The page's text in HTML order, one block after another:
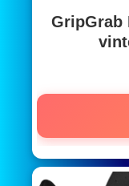
GripGrab